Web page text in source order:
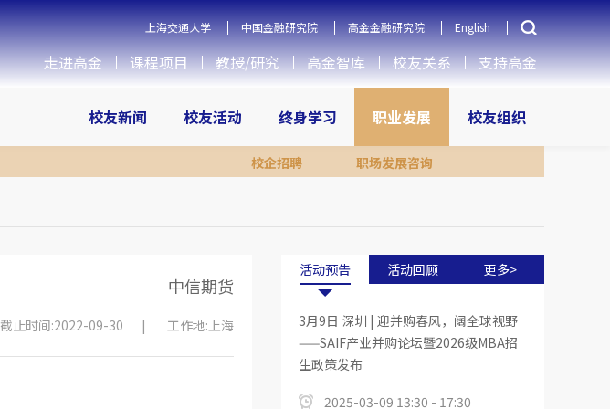
上海交通大学 中国金融研究院 高金金融研究院 English
走进高金 课程项目 教授/研究 高金智库 校友关系 支持高金
校友新闻 校友活动 终身学习 职业发展
校企招聘 职场发展咨询
校友组织
中信期货
截止时间:2022-09-30 | 工作地:上海
活动预告 活动回顾 更多>
3月9日 深圳 | 迎并购春风，阔全球视野
——SAIF产业并购论坛暨2026级MBA招
生政策发布
2025-03-09 13:30 - 17:30